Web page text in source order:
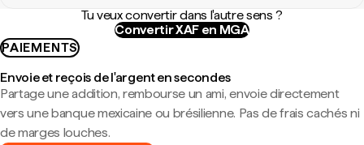
Tu veux convertir dans l'autre sens ?
Convertir XAF en MGA
PAIEMENTS
Envoie et reçois de l'argent en secondes
Partage une addition, rembourse un ami, envoie directement
vers une banque mexicaine ou brésilienne. Pas de frais cachés ni
de marges louches.